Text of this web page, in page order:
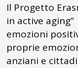
Il Progetto
in active
emozioni
proprie
anziani e